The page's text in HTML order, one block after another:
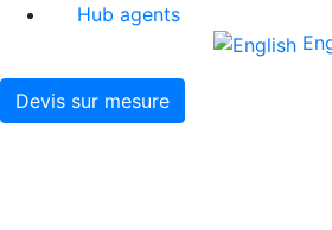
Hub agents
Devis sur mesure